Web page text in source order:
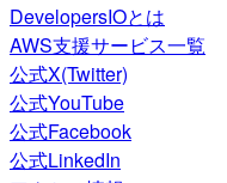
DevelopersIOとは
AWS支援サービス一覧
公式X(Twitter)
公式YouTube
公式Facebook
公式LinkedIn